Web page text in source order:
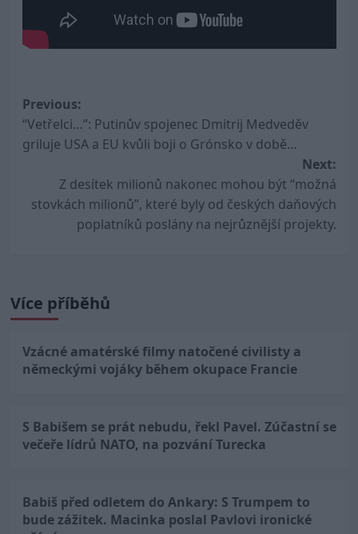
Post
navigation
Previous:
“Vetřelci…”: Putinův spojenec Dmitrij Medveděv
griluje USA a EU kvůli boji o Grónsko v době…
Next:
Z desítek milionů nakonec mohou být “možná
stovkách milionů”, které byly od českých daňových
poplatníků poslány na nejrůznější projekty.
Více příběhů
Vzácné amatérské filmy natočené civilisty a
německými vojáky během okupace Francie
S Babišem se prát nebudu, řekl Pavel. Zúčastní se
večeře lídrů NATO, na pozvání Turecka
Babiš před odletem do Ankary: S Trumpem to
bude zážitek. Macinka poslal Pavlovi ironické